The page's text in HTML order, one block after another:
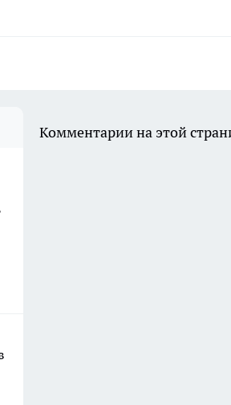
Комментарии на этой